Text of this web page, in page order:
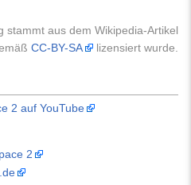
stammt aus dem Wikipedia-Artikel
CC-BY-SA lizensiert wurde.
2 auf YouTube
2